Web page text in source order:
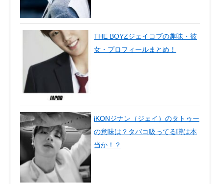
THE BOYZジェイコブの趣味・彼
女・プロフィールまとめ！
iKONジナン（ジェイ）のタトゥー
の意味は？タバコ吸ってる噂は本
当か！？